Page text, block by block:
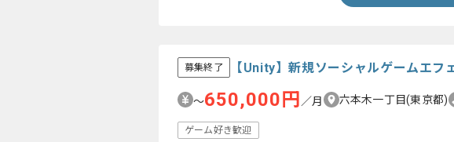
募集終了 【Unity】新規ソーシャルゲームエ
〜650,000円 ／月 六本木一丁目(東京都)
ゲーム好き歓迎